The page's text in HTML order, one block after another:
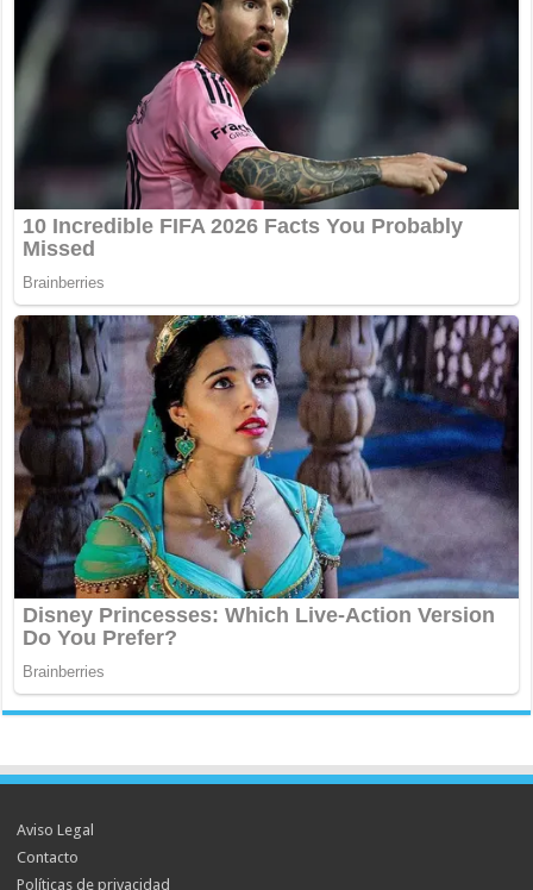
Aviso Legal
Contacto
Políticas de privacidad